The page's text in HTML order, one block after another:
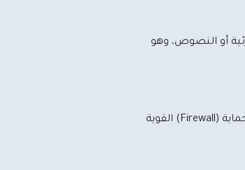
أو النصوص، وهو
أمن المعلومات هو خط أحمر لحماية بيانات شركتك وعملائك. توفر شركة تقنية حلول حماية متقدمة تشمل شهادات الأمان SSL، وأنظمة جدار الحماية (Firewall) القوية